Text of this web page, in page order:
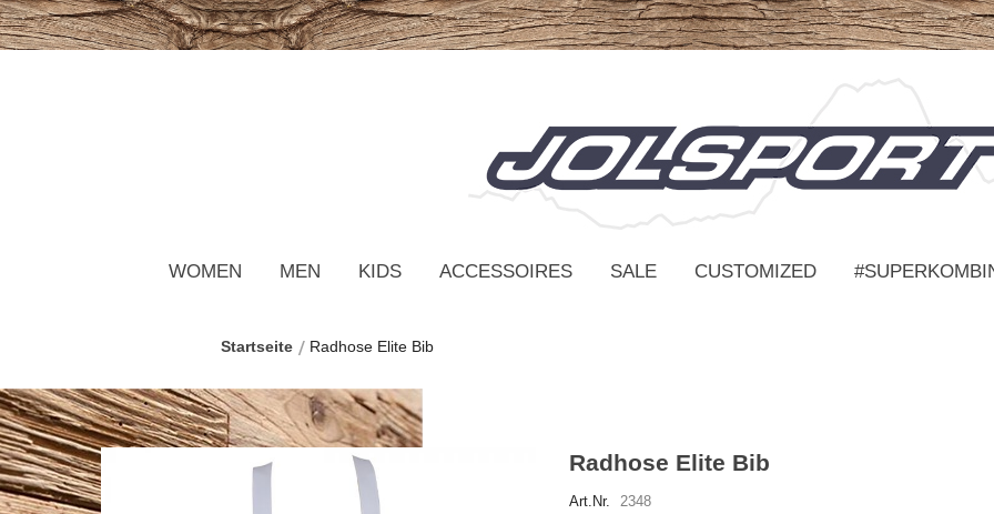
WOMEN MEN KIDS ACCESSOIRES SALE CUSTOMIZED
Startseite Radhose Elite Bib
Radhose Elite Bib
Art.Nr. 2348
Zum
Ende
der